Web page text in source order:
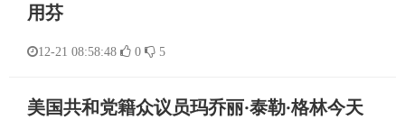
用芬
12-21 08:58:48 0 5
美国共和党籍众议员玛乔丽·泰勒·格林今天